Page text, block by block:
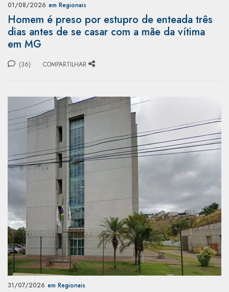
01/08/2026 em Regionais
Homem é preso por estupro de enteada três
dias antes de se casar com a mãe da vítima
em MG
(36) COMPARTILHAR
31/07/2026 em Regionais